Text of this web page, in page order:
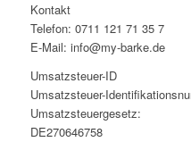
Kontakt
Telefon: 0711 121 71 35 7
E-Mail: info@my-barke.de
Umsatzsteuer-ID
Umsatzsteuer-
Umsatzsteuergesetz:
DE270646758